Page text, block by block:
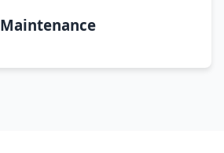
Maintenance